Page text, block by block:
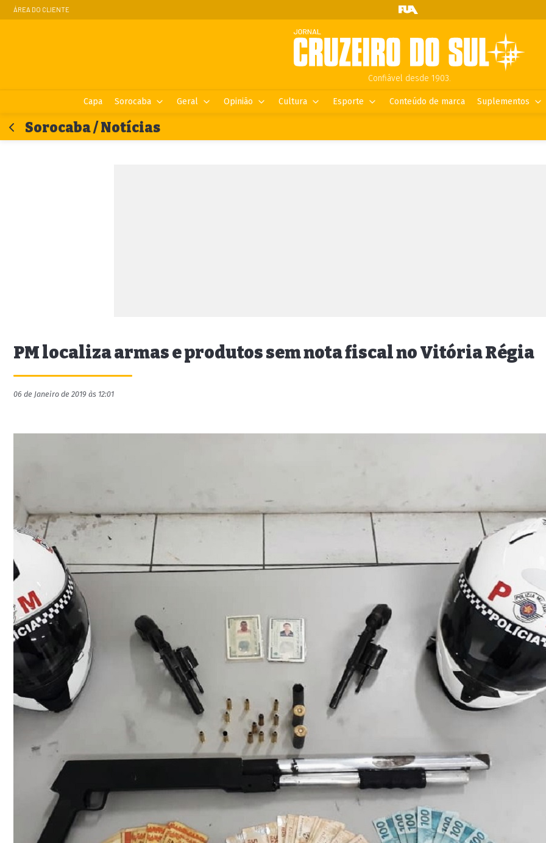
ÁREA DO CLIENTE
Confiável desde 1903.
Capa Sorocaba Geral Opinião Cultura Esporte Conteúdo de marca Suplementos
Sorocaba / Notícias
PM localiza armas e produtos sem nota fiscal no Vitória Régia
06 de Janeiro de 2019 às 12:01